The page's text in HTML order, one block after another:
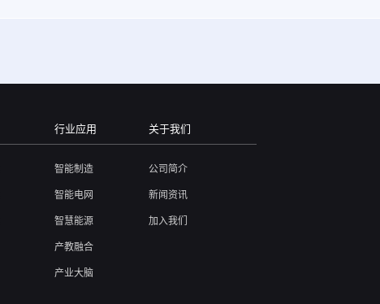
行业应用
智能制造
智能电网
智慧能源
产教融合
产业大脑
关于我们
公司简介
新闻资讯
加入我们